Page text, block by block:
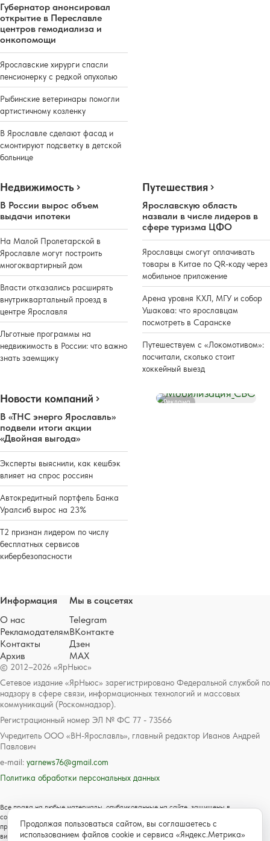
Губернатор анонсировал
открытие в Переславле
центров гемодиализа и
онкопомощи
Ярославские хирурги спасли
пенсионерку с редкой опухолью
Рыбинские ветеринары помогли
артистичному козленку
В Ярославле сделают фасад и
смонтируют подсветку в детской
больнице
Недвижимость
В России вырос объем
выдачи ипотеки
На Малой Пролетарской в
Ярославле могут построить
многоквартирный дом
Власти отказались расширять
внутриквартальный проезд в
центре Ярославля
Льготные программы на
недвижимость в России: что важно
знать заемщику
Путешествия
Ярославскую область
назвали в числе лидеров в
сфере туризма ЦФО
Ярославцы смогут оплачивать
товары в Китае по QR-коду через
мобильное приложение
Арена уровня КХЛ, МГУ и собор
Ушакова: что ярославцам
посмотреть в Саранске
Путешествуем с «Локомотивом»:
посчитали, сколько стоит
хоккейный выезд
Новости компаний
В «ТНС энерго Ярославль»
подвели итоги акции
«Двойная выгода»
Эксперты выяснили, как кешбэк
влияет на спрос россиян
Автокредитный портфель Банка
Уралсиб вырос на 23%
Т2 признан лидером по числу
бесплатных сервисов
кибербезопасности
Реклама
© 2012–2026 «ЯрНьюс»
Сетевое издание «ЯрНьюс» зарегистрировано Федеральной службой по
надзору в сфере связи, информационных технологий и массовых
коммуникаций (Роскомнадзор).
Регистрационный номер ЭЛ № ФС 77 - 73566
Учредитель ООО «ВН-Ярославль», главный редактор Иванов Андрей
Павлович
e-mail: yarnews76@gmail.com
Политика обработки персональных данных
Все права на любые материалы, опубликованные на сайте, защищены в
соответствии с российским и международным законодательством об авторском
праве и смежных правах. Любое использование текстовых, фото, аудио и
видеоматериалов возможно только с согласия правообладателя с обязательной
Информация
О нас
Рекламодателям
Контакты
Архив
Мы в соцсетях
Telegram
ВКонтакте
Дзен
MAX
Продолжая пользоваться сайтом, вы соглашаетесь с
использованием файлов cookie и сервиса «Яндекс.Метрика»